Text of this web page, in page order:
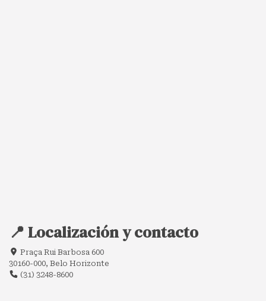
📍 Localización y contacto
Praça Rui Barbosa 600
30160-000, Belo Horizonte
(31) 3248-8600